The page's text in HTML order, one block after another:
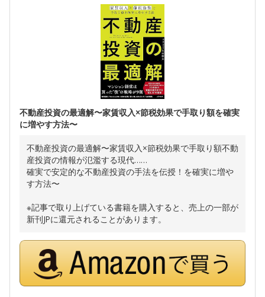
不動産投資の最適解〜家賃収入×節税効果で手取り額を確実
に増やす方法〜
不動産投資の最適解〜家賃収入×節税効果で手取り額不動
産投資の情報が氾濫する現代……
確実で安定的な不動産投資の手法を伝授！を確実に増や
す方法〜
※記事で取り上げている書籍を購入すると、売上の一部が
新刊JPに還元されることがあります。